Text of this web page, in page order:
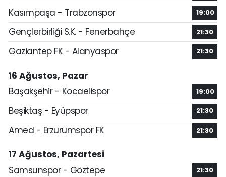
Kasımpaşa - Trabzonspor 19:00
Gençlerbirliği S.K. - Fenerbahçe 21:30
Gaziantep FK - Alanyaspor 21:30
16 Ağustos, Pazar
Başakşehir - Kocaelispor
19:00
Beşiktaş - Eyüpspor 21:30
Amed - Erzurumspor FK 21:30
17 Ağustos, Pazartesi
Samsunspor - Göztepe
21:30